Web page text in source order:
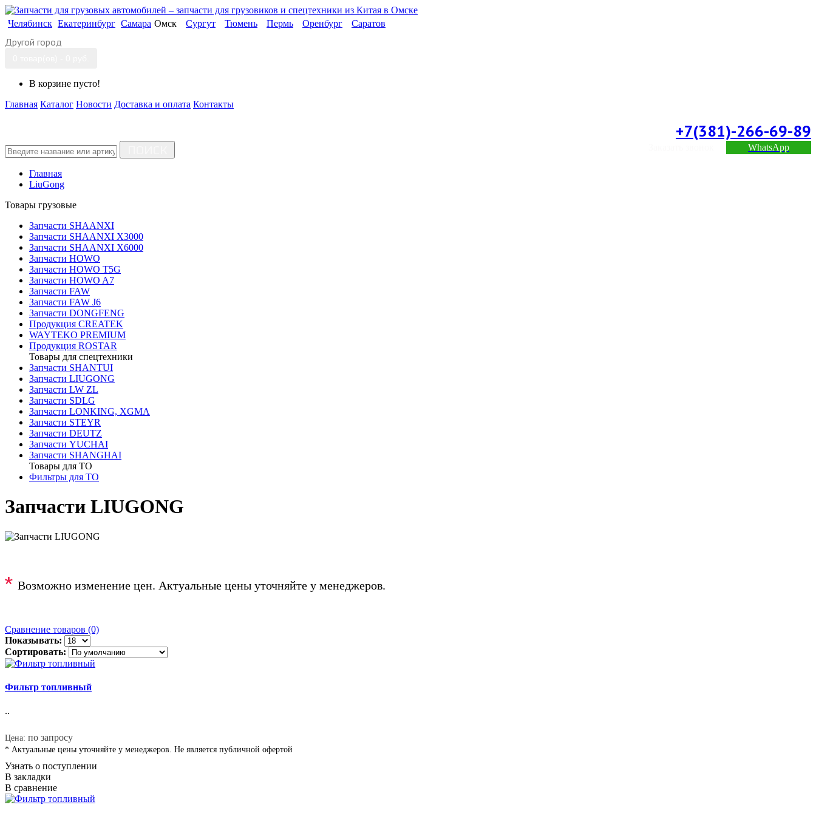
Челябинск Екатеринбург Самара Омск Сургут Тюмень Пермь Оренбург Саратов
Другой город
В корзине пусто!
Главная Каталог Новости Доставка и оплата Контакты
+7(381)-266-69-89
WhatsApp
Главная
LiuGong
Товары грузовые
Запчасти SHAANXI
Запчасти SHAANXI X3000
Запчасти SHAANXI X6000
Запчасти HOWO
Запчасти HOWO T5G
Запчасти HOWO A7
Запчасти FAW
Запчасти FAW J6
Запчасти DONGFENG
Продукция CREATEK
WAYTEKO PREMIUM
Продукция ROSTAR
Товары для спецтехники
Запчасти SHANTUI
Запчасти LIUGONG
Запчасти LW ZL
Запчасти SDLG
Запчасти LONKING, XGMA
Запчасти STEYR
Запчасти DEUTZ
Запчасти YUCHAI
Запчасти SHANGHAI
Товары для ТО
Фильтры для ТО
Запчасти LIUGONG
* Возможно изменение цен. Актуальные цены уточняйте у менеджеров.
Сравнение товаров (0)
Показывать:
Сортировать:
Фильтр топливный
..
Цена: по запросу
* Актуальные цены уточняйте у менеджеров. Не является публичной офертой
Узнать о поступлении
В закладки
В сравнение